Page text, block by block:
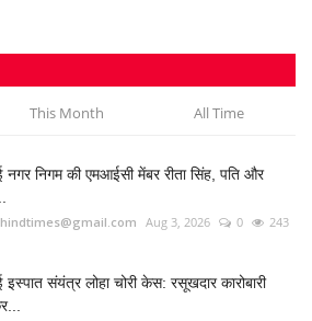
This Month All Time
नगर निगम की एमआईसी मेंबर रीता सिंह, पति और
Aug 3, 2026 0 243
इस्पात संयंत्र लोहा चोरी केस: रसूखदार कारोबारी